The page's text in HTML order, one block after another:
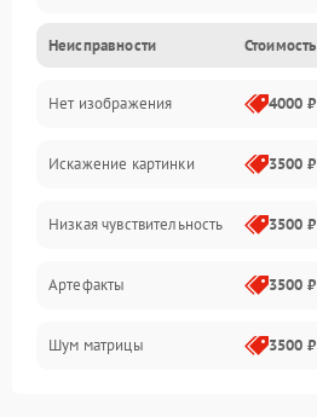
Неисправности сенсора и оптики
Программные ошибки
Электропитание
Измерения
Матрица
Проблемы питания
Неисправности Стоимость
Нет изображения 4000 ₽
Искажение картинки 3500 ₽
Низкая чувствительность 3500 ₽
Артефакты 3500 ₽
Шум матрицы 3500 ₽